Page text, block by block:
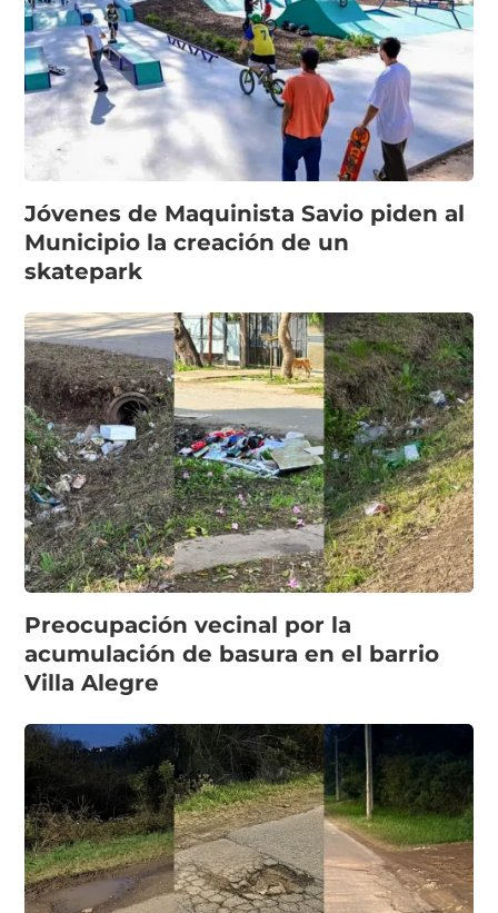
Jóvenes de Maquinista Savio piden al
Municipio la creación de un
skatepark
Preocupación vecinal por la
acumulación de basura en el barrio
Villa Alegre